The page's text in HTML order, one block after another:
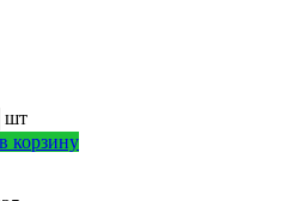
шт
корзину